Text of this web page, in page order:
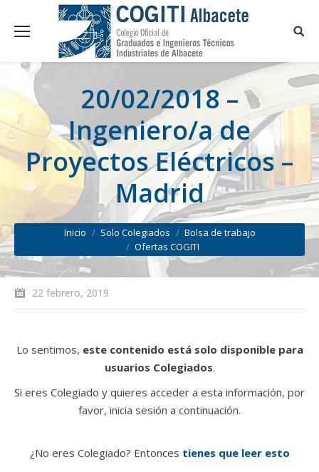
20/02/2018 –
Ingeniero/a de
Proyectos Eléctricos –
Madrid
You are here:
Inicio Solo Colegiados
Bolsa de trabajo
Ofertas COGITI
22 febrero, 2019
Lo sentimos, este contenido está solo disponible para
usuarios Colegiados.
Si eres Colegiado y quieres acceder a esta información, por
favor, inicia sesión a continuación.
¿No eres Colegiado? Entonces tienes que leer esto